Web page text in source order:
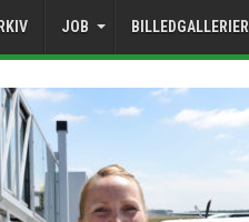
JOB BILLEDGALLERIER